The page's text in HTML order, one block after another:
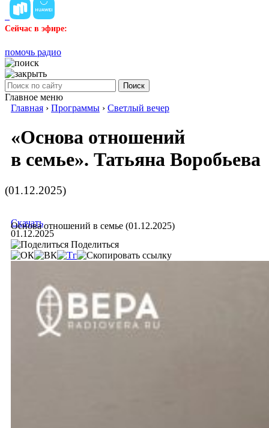
Сейчас в эфире:
помочь радио
Поиск
Главное меню
Главная › Программы › Светлый вечер
«Основа отношений
в семье». Татьяна Воробьева
(01.12.2025)
Основа отношений в семье (01.12.2025)
Скачать
01.12.2025
Поделиться